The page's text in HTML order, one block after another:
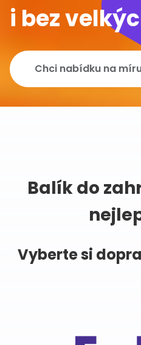
i bez
Chci nabídku na
Balík do
Vyberte si